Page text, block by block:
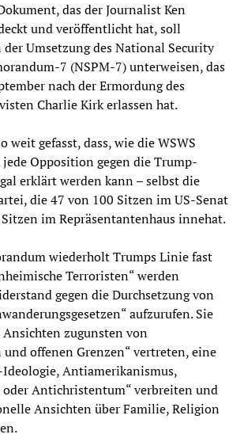
das der Journalist Ken
und veröffentlicht hat, soll
Umsetzung des National Security
7 (NSPM-7) unterweisen, das
nach der Ermordung des
Charlie Kirk erlassen hat.
weit gefasst, dass, wie die WSWS
jede Opposition gegen die Trump-
erklärt werden kann – selbst die
die 47 von 100 Sitzen im US-Senat
im Repräsentantenhaus innehat.
wiederholt Trumps Linie fast
Terroristen“ werden
gegen die Durchsetzung von
aufzurufen. Sie
zugunsten von
offenen Grenzen“ vertreten, eine
Ideologie, Antiamerikanismus,
Antichristentum“ verbreiten und
Ansichten über Familie, Religion